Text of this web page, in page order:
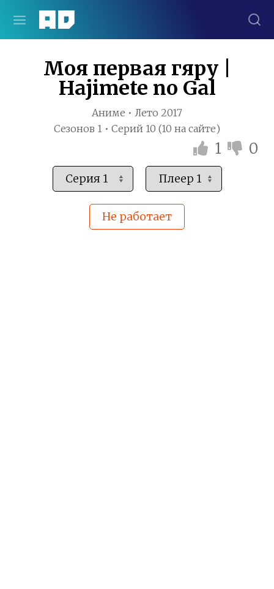
Моя первая гяру |
Hajimete no Gal
Аниме • Лето 2017
Сезонов 1 • Серий 10 (10 на сайте)
1 0
Не работает